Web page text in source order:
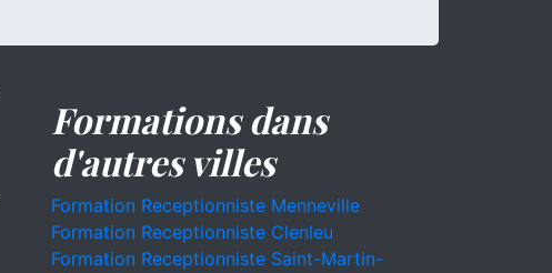
Formations dans
d'autres villes
Formation Receptionniste Menneville
Formation Receptionniste Clenleu
Formation Receptionniste Saint-Martin-